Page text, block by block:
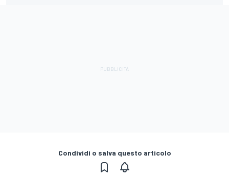
Condividi o salva questo articolo